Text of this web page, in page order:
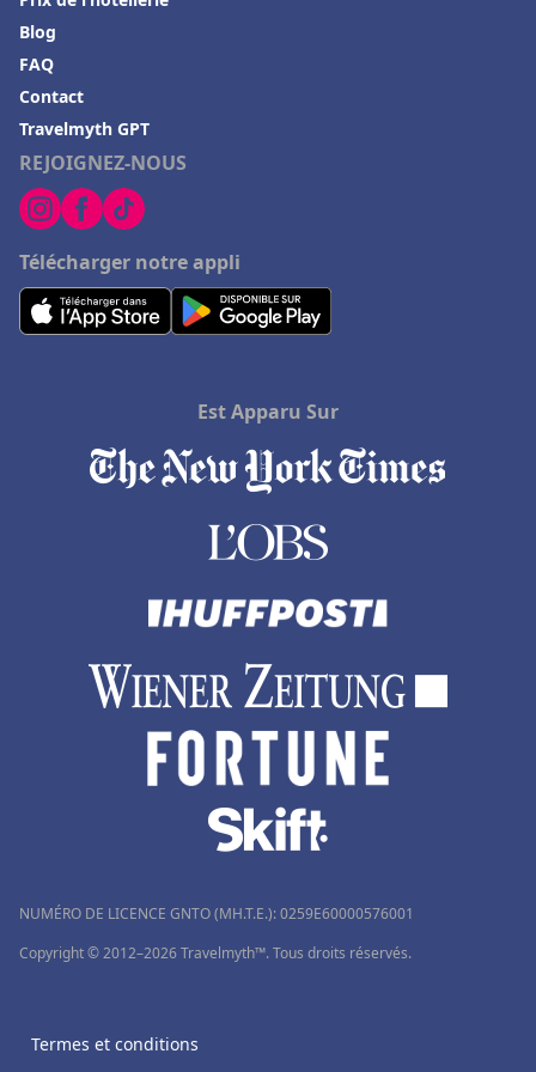
Hôtels à Tournefeuille
Hôtels à Le Mont-Saint-Michel
Hôtels à La Ferté-Bernard
Hôtels à Beaune
Hôtels à Alba
Hôtels à Honolulu
Hôtels à Allevard
Hôtels à Saint-André-de-Cubzac
Hôtels à Douville
Hôtels en Thaïlande
Hôtels à Douai
Hôtels à Génova
Hôtels à Talloires
Hôtels à Alanya
Hôtels à Antananarivo
REJOIGNEZ-NOUS
Télécharger notre appli
Blog
FAQ
Contact
Travelmyth GPT
Est Apparu Sur
NUMÉRO DE LICENCE GNTO (MH.T.E.): 0259Ε60000576001
Copyright © 2012–2026 Travelmyth™. Tous droits réservés.
Termes et conditions